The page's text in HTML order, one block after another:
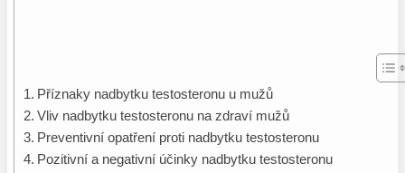
Příznaky nadbytku testosteronu u mužů
Vliv nadbytku testosteronu na zdraví mužů
Preventivní opatření proti nadbytku testosteronu
Pozitivní a negativní účinky nadbytku testosteronu